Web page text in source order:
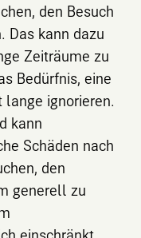
den Besuch
Das kann dazu
Zeiträume zu
Bedürfnis, eine
ignorieren.
kann
Schäden nach
den
generell zu